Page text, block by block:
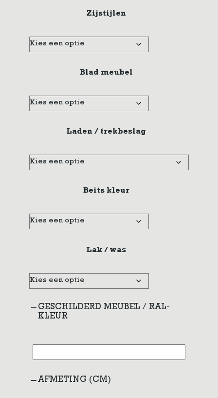
Zijstijlen
Blad meubel
Laden / trekbeslag
Beits kleur
Lak / was
GESCHILDERD MEUBEL / RAL-
KLEUR
AFMETING (CM)